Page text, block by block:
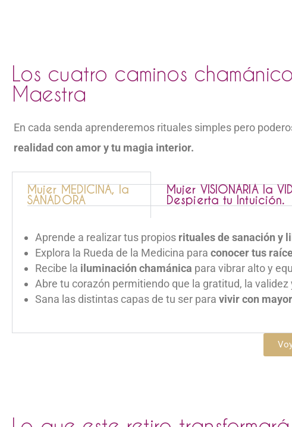
Los cuatro caminos
Maestra
En cada senda aprenderemos rituales simples pero
realidad con amor y tu magia interior.
Mujer MEDICINA, la
SANADORA
Mujer VISIONARIA la
Despierta tu Intuición.
Aprende a realizar tus propios rituales de sanación y
Explora la Rueda de la Medicina para conocer tus
Recibe la iluminación chamánica para vibrar alto y
Abre tu corazón permitiendo que la gratitud, la validez
Sana las distintas capas de tu ser para vivir con